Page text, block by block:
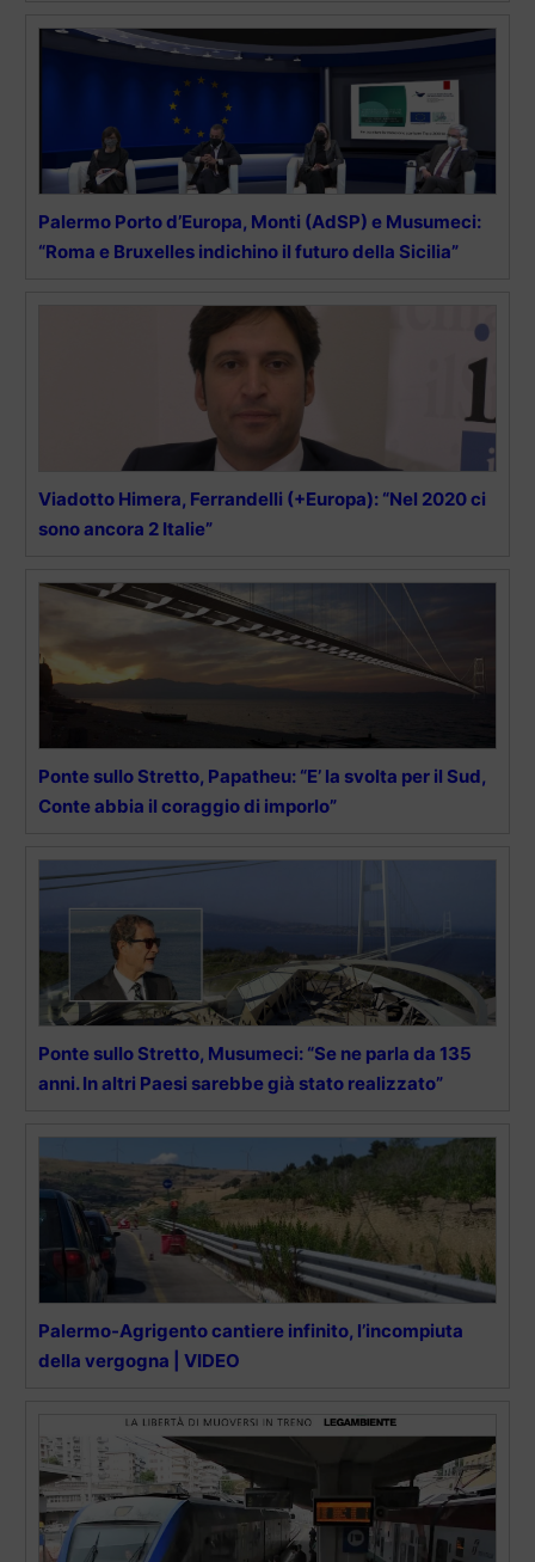
Palermo Porto d’Europa, Monti (AdSP) e Musumeci:
“Roma e Bruxelles indichino il futuro della Sicilia”
Viadotto Himera, Ferrandelli (+Europa): “Nel 2020 ci
sono ancora 2 Italie”
Ponte sullo Stretto, Papatheu: “E’ la svolta per il Sud,
Conte abbia il coraggio di imporlo”
Ponte sullo Stretto, Musumeci: “Se ne parla da 135
anni. In altri Paesi sarebbe già stato realizzato”
Palermo-Agrigento cantiere infinito, l’incompiuta
della vergogna | VIDEO